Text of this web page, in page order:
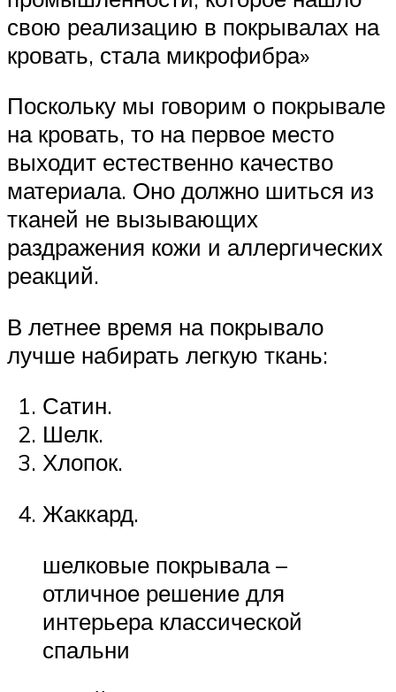
свою реализацию в покрывалах на
кровать, стала микрофибра»
Поскольку мы говорим о покрывале
на кровать, то на первое место
выходит естественно качество
материала. Оно должно шиться из
тканей не вызывающих
раздражения кожи и аллергических
реакций.
В летнее время на покрывало
лучше набирать легкую ткань:
Сатин.
Шелк.
Хлопок.
Жаккард.
шелковые покрывала –
отличное решение для
интерьера классической
спальни